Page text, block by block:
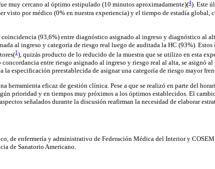
muy cercano al óptimo estipulado (10 minutos aproximadamente)(4). Este
visto por médico (0% en nuestra experiencia) y el tiempo de estadía global,
coincidencia (93,6%) entre diagnóstico asignado al ingreso y diagnóstico al
al ingreso y categoría de riesgo real luego de auditada la HC (93%). Estos
1), quizás producto de lo reducido de la muestra que se utilizo en esta
entre riesgo asignado al ingreso y riesgo real al alta, se asignó
la especificación preestablecida de asignar una categoría de riesgo mayor
herramienta eficaz de gestión clínica. Pese a que se realizó en parte del
prioridad y en tiempos muy próximos a los óptimos establecidos. El
señalados durante la discusión reafirman la necesidad de elaborar
de enfermería y administrativo de Federación Médica del Interior y COSEM
de Sanatorio Americano.